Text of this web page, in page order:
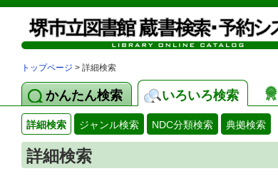
トップページ > 詳細検索
かんたん検索 いろいろ検索
詳細検索 ジャンル検索 NDC分類検索 典拠検索
詳細検索